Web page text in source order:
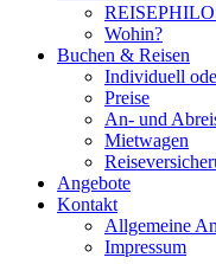
Wohin?
Buchen & Reisen
Individuell
Preise
An- und
Mietwagen
Angebote
Kontakt
Allgemeine
Impressum